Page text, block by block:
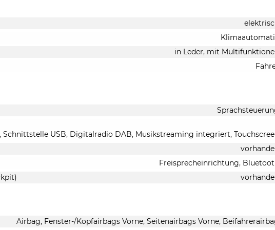
in Leder, mit
Schnittstelle USB, Digitalradio DAB, Musikstreaming integriert,
Freisprecheinrichtung,
Airbag, Fenster-/Kopfairbags Vorne, Seitenairbags Vorne,